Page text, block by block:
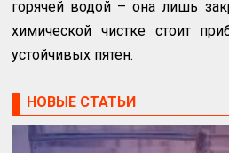
горячей водой – она лишь
химической чистке стоит
устойчивых пятен.
НОВЫЕ СТАТЬИ